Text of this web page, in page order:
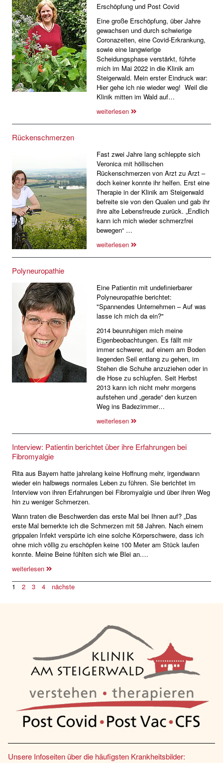
Erschöpfung und Post Covid
Eine große Erschöpfung, über Jahre
gewachsen und durch schwierige
Coronazeiten, eine Covid-Erkrankung,
sowie eine langwierige
Scheidungsphase verstärkt, führte
mich im Mai 2022 in die Klinik am
Steigerwald. Mein erster Eindruck war:
Hier gehe ich nie wieder weg! Weil die
Klinik mitten im Wald auf…
weiterlesen
Rückenschmerzen
Fast zwei Jahre lang schleppte sich
Veronica mit höllischen
Rückenschmerzen von Arzt zu Arzt –
doch keiner konnte ihr helfen. Erst eine
Therapie in der Klinik am Steigerwald
befreite sie von den Qualen und gab ihr
ihre alte Lebensfreude zurück. „Endlich
kann ich mich wieder schmerzfrei
bewegen“ …
weiterlesen
Polyneuropathie
Eine Patientin mit undefinierbarer
Polyneuropathie berichtet:
"Spannendes Unternehmen – Auf was
lasse ich mich da ein?"
2014 beunruhigen mich meine
Eigenbeobachtungen. Es fällt mir
immer schwerer, auf einem am Boden
liegenden Seil entlang zu gehen, im
Stehen die Schuhe anzuziehen oder in
die Hose zu schlupfen. Seit Herbst
2013 kann ich nicht mehr morgens
aufstehen und „gerade“ den kurzen
Weg ins Badezimmer…
weiterlesen
Interview: Patientin berichtet über ihre Erfahrungen bei
Fibromyalgie
Rita aus Bayern hatte jahrelang keine Hoffnung mehr, irgendwann
wieder ein halbwegs normales Leben zu führen. Sie berichtet im
Interview von ihren Erfahrungen bei Fibromyalgie und über ihren Weg
hin zu weniger Schmerzen.
Wann traten die Beschwerden das erste Mal bei Ihnen auf? „Das
erste Mal bemerkte ich die Schmerzen mit 58 Jahren. Nach einem
grippalen Infekt verspürte ich eine solche Körperschwere, dass ich
ohne mich völlig zu erschöpfen keine 100 Meter am Stück laufen
konnte. Meine Beine fühlten sich wie Blei an.…
weiterlesen
1
2 3 4 nächste
Unsere Infoseiten über die häufigsten Krankheitsbilder: